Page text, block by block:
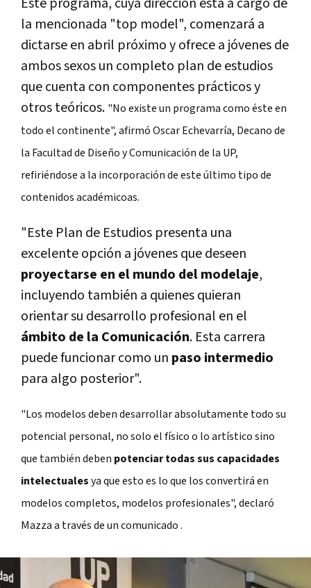
Este programa, cuya dirección está a cargo de
la mencionada "top model", comenzará a
dictarse en abril próximo y ofrece a jóvenes de
ambos sexos un completo plan de estudios
que cuenta con componentes prácticos y
otros teóricos. "No existe un programa como éste en
todo el continente", afirmó Oscar Echevarría, Decano de
la Facultad de Diseño y Comunicación de la UP,
refiriéndose a la incorporación de este último tipo de
contenidos académicoas.
"Este Plan de Estudios presenta una
excelente opción a jóvenes que deseen
proyectarse en el mundo del modelaje,
incluyendo también a quienes quieran
orientar su desarrollo profesional en el
ámbito de la Comunicación. Esta carrera
puede funcionar como un paso intermedio
para algo posterior".
"Los modelos deben desarrollar absolutamente todo su
potencial personal, no solo el físico o lo artístico sino
que también deben potenciar todas sus capacidades
intelectualesya que esto es lo que los convertirá en
modelos completos, modelos profesionales", declaró
Mazza a través de un comunicado .